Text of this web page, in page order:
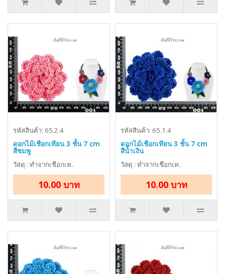
รหัสสินค้า: 65.2.4
ดอกไม้เชือกเทียน 3 ชั้น 7 cm
สีชมพู
วัสดุ : ทำจากเชือกเท..
10.00 บาท
รหัสสินค้า: 65.1.4
ดอกไม้เชือกเทียน 3 ชั้น 7 cm
สีน้ำเงิน
วัสดุ : ทำจากเชือกเท..
10.00 บาท